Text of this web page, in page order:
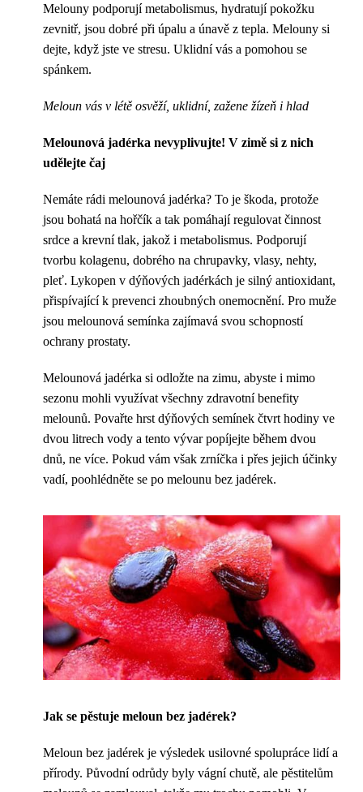
Melouny podporují metabolismus, hydratují pokožku
zevnitř, jsou dobré při úpalu a únavě z tepla. Melouny si
dejte, když jste ve stresu. Uklidní vás a pomohou se
spánkem.
Meloun vás v létě osvěží, uklidní, zažene žízeň i hlad
Melounová jadérka nevyplivujte! V zimě si z nich
udělejte čaj
Nemáte rádi melounová jadérka? To je škoda, protože
jsou bohatá na hořčík a tak pomáhají regulovat činnost
srdce a krevní tlak, jakož i metabolismus. Podporují
tvorbu kolagenu, dobrého na chrupavky, vlasy, nehty,
pleť. Lykopen v dýňových jadérkách je silný antioxidant,
přispívající k prevenci zhoubných onemocnění. Pro muže
jsou melounová semínka zajímavá svou schopností
ochrany prostaty.
Melounová jadérka si odložte na zimu, abyste i mimo
sezonu mohli využívat všechny zdravotní benefity
melounů. Povařte hrst dýňových semínek čtvrt hodiny ve
dvou litrech vody a tento vývar popíjejte během dvou
dnů, ne více. Pokud vám však zrníčka i přes jejich účinky
vadí, poohlédněte se po melounu bez jadérek.
Jak se pěstuje meloun bez jadérek?
Meloun bez jadérek je výsledek usilovné spolupráce lidí a
přírody. Původní odrůdy byly vágní chutě, ale pěstitelům